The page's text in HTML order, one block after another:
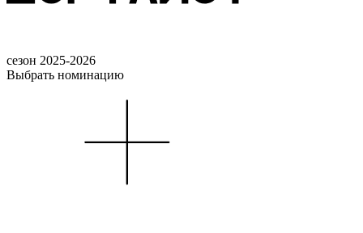
сезон 2025-2026
Выбрать номинацию